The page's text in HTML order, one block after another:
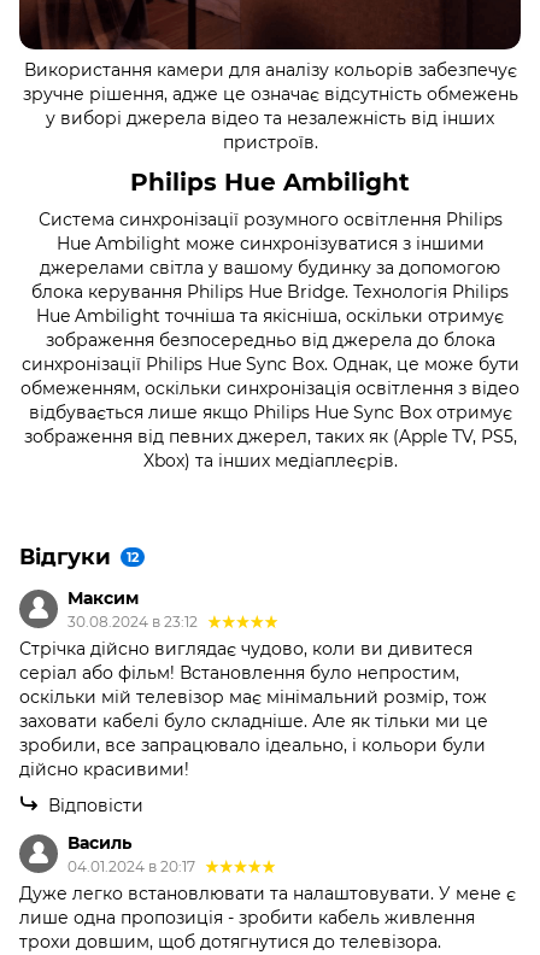
Використання камери для аналізу кольорів забезпечує
зручне рішення, адже це означає відсутність обмежень
у виборі джерела відео та незалежність від інших
пристроїв.
Philips Hue Ambilight
Система синхронізації розумного освітлення Philips
Hue Ambilight може синхронізуватися з іншими
джерелами світла у вашому будинку за допомогою
блока керування Philips Hue Bridge. Технологія Philips
Hue Ambilight точніша та якісніша, оскільки отримує
зображення безпосередньо від джерела до блока
синхронізації Philips Hue Sync Box. Однак, це може бути
обмеженням, оскільки синхронізація освітлення з відео
відбувається лише якщо Philips Hue Sync Box отримує
зображення від певних джерел, таких як (Apple TV, PS5,
Xbox) та інших медіаплеєрів.
Відгуки 12
Максим
30.08.2024 в 23:12
Стрічка дійсно виглядає чудово, коли ви дивитеся
серіал або фільм! Встановлення було непростим,
оскільки мій телевізор має мінімальний розмір, тож
заховати кабелі було складніше. Але як тільки ми це
зробили, все запрацювало ідеально, і кольори були
дійсно красивими!
Відповісти
Василь
04.01.2024 в 20:17
Дуже легко встановлювати та налаштовувати. У мене є
лише одна пропозиція - зробити кабель живлення
трохи довшим, щоб дотягнутися до телевізора.